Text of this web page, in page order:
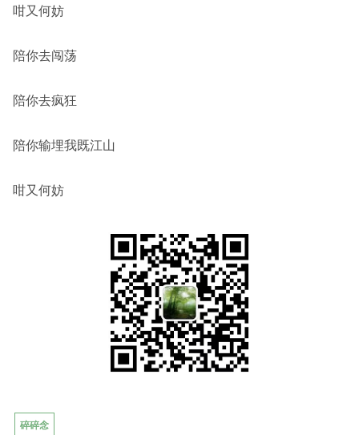
咁又何妨
陪你去闯荡
陪你去疯狂
陪你输埋我既江山
咁又何妨
碎碎念